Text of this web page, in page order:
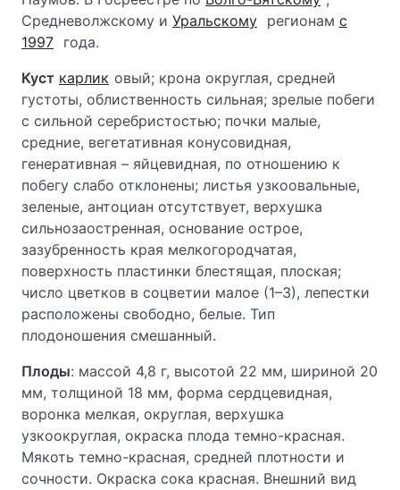
Средневолжскому и Уральскому регионам с
1997 года.
Куст карлик овый; крона округлая, средней
густоты, облиственность сильная; зрелые побеги
с сильной серебристостью; почки малые,
средние, вегетативная конусовидная,
генеративная – яйцевидная, по отношению к
побегу слабо отклонены; листья узкоовальные,
зеленые, антоциан отсутствует, верхушка
сильнозаостренная, основание острое,
зазубренность края мелкогородчатая,
поверхность пластинки блестящая, плоская;
число цветков в соцветии малое (1–3), лепестки
расположены свободно, белые. Тип
плодоношения смешанный.
Плоды: массой 4,8 г, высотой 22 мм, шириной 20
мм, толщиной 18 мм, форма сердцевидная,
воронка мелкая, округлая, верхушка
узкоокруглая, окраска плода темно-красная.
Мякоть темно-красная, средней плотности и
сочности. Окраска сока красная. Внешний вид